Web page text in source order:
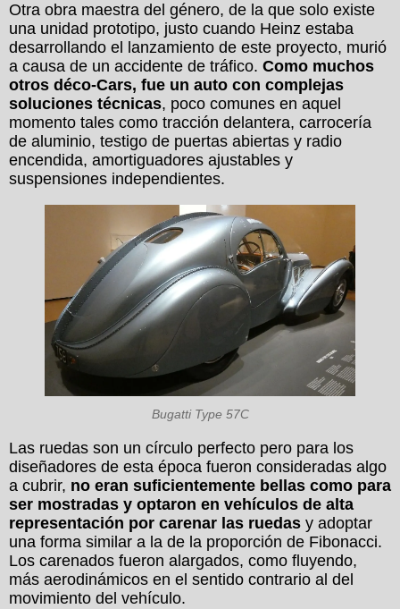
Otra obra maestra del género, de la que solo existe
una unidad prototipo, justo cuando Heinz estaba
desarrollando el lanzamiento de este proyecto, murió
a causa de un accidente de tráfico. Como muchos
otros déco-Cars, fue un auto con complejas
soluciones técnicas, poco comunes en aquel
momento tales como tracción delantera, carrocería
de aluminio, testigo de puertas abiertas y radio
encendida, amortiguadores ajustables y
suspensiones independientes.
Bugatti Type 57C
Las ruedas son un círculo perfecto pero para los
diseñadores de esta época fueron consideradas algo
a cubrir, no eran suficientemente bellas como para
ser mostradas y optaron en vehículos de alta
representación por carenar las ruedas y adoptar
una forma similar a la de la proporción de Fibonacci.
Los carenados fueron alargados, como fluyendo,
más aerodinámicos en el sentido contrario al del
movimiento del vehículo.